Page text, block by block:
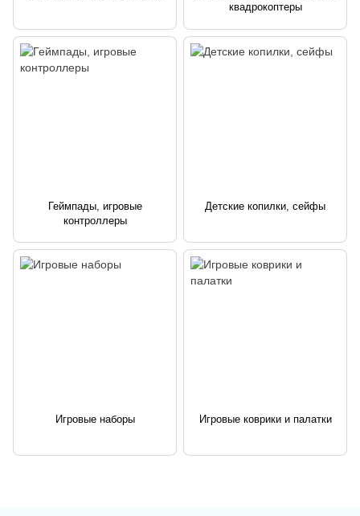
квадрокоптеры
Геймпады, игровые
контроллеры
Детские копилки, сейфы
Игровые наборы Игровые коврики и палатки